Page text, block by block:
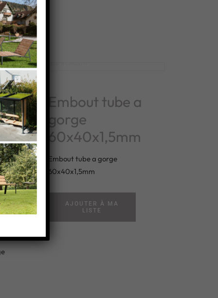
Embout tube a
gorge
60x40x1,5mm
Embout tube a gorge
60x40x1,5mm
AJOUTER À MA
LISTE